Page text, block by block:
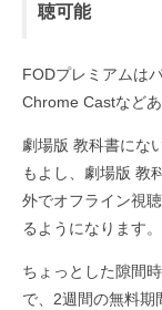
聴可能
FODプレミアムは
Chrome Castなど
劇場版 教科書にな
もよし、劇場版 教
外でオフライン視
るようになります。
ちょっとした隙間
で、2週間の無料期